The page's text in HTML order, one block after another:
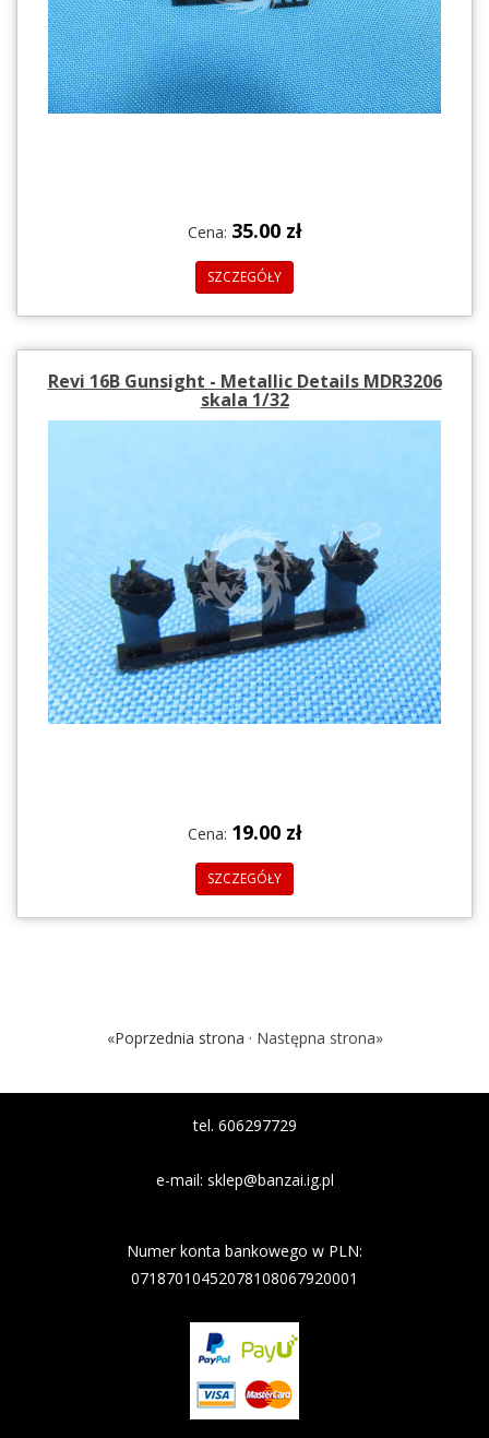
Cena: 35.00 zł
SZCZEGÓŁY
Revi 16B Gunsight - Metallic Details MDR3206
skala 1/32
Cena: 19.00 zł
SZCZEGÓŁY
«Poprzednia strona · Następna strona»
tel. 606297729
e-mail: sklep@banzai.ig.pl
Numer konta bankowego w PLN:
07187010452078108067920001